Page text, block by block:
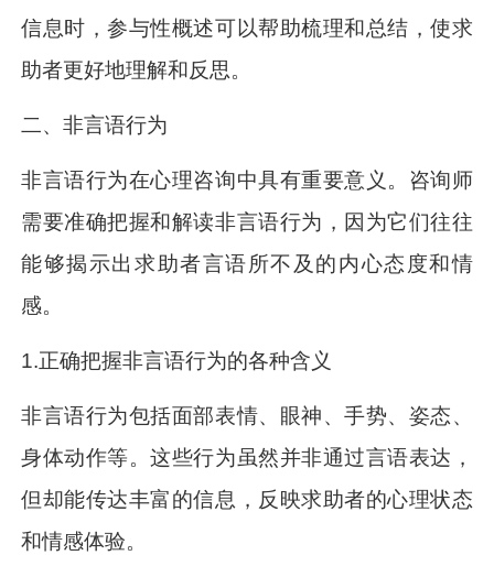
信息时，参与性概述可以帮助梳理和总结，使求
助者更好地理解和反思。
二、非言语行为
非言语行为在心理咨询中具有重要意义。咨询师
需要准确把握和解读非言语行为，因为它们往往
能够揭示出求助者言语所不及的内心态度和情
感。
1.正确把握非言语行为的各种含义
非言语行为包括面部表情、眼神、手势、姿态、
身体动作等。这些行为虽然并非通过言语表达，
但却能传达丰富的信息，反映求助者的心理状态
和情感体验。